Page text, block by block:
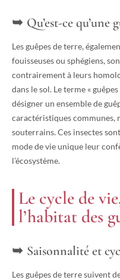
Qu’est-ce qu’une
Les guêpes de terre,
fouisseuses ou sphégiens,
contrairement à leurs
dans le sol. Le terme «
désigner un ensemble de
caractéristiques communes,
souterrains. Ces insectes
mode de vie unique leur
l’écosystème.
Le cycle de
l’habitat des
Saisonnalité et
Les guêpes de terre suivent